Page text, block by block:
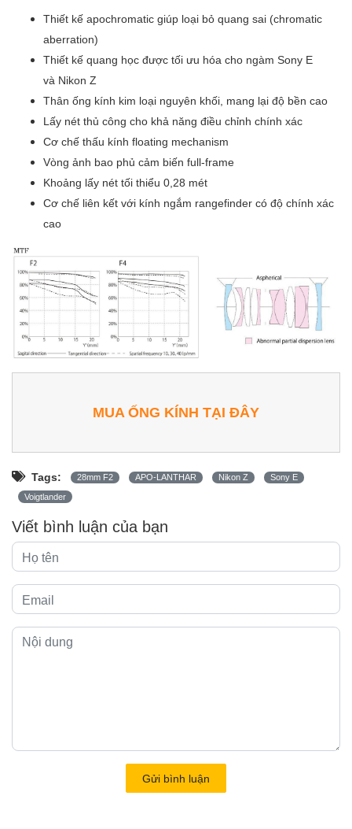
Thiết kế apochromatic giúp loại bỏ quang sai (chromatic
aberration)
Thiết kế quang học được tối ưu hóa cho ngàm Sony E
và Nikon Z
Thân ống kính kim loại nguyên khối, mang lại độ bền cao
Lấy nét thủ công cho khả năng điều chỉnh chính xác
Cơ chế thấu kính floating mechanism
Vòng ảnh bao phủ cảm biến full-frame
Khoảng lấy nét tối thiểu 0,28 mét
Cơ chế liên kết với kính ngắm rangefinder có độ chính xác
cao
MUA ỐNG KÍNH TẠI ĐÂY
Tags: 28mm F2 APO-LANTHAR Nikon Z Sony E
Voigtlander
Viết bình luận của bạn
Gửi bình luận